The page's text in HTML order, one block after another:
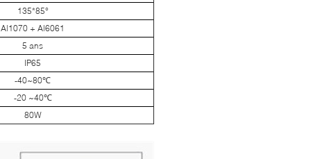
135*85°
Al1070 + Al6061
5 ans
IP65
-40~80℃
-20 ~40℃
80W